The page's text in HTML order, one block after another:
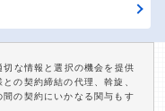
な情報と選択の機会を提供
の契約締結の代理、斡旋、
の契約にいかなる関与もす